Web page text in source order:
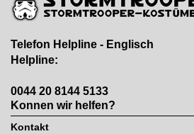
Telefon Helpline - Englisch
Helpline:
0044 20 8144 5133
Konnen wir helfen?
Kontakt